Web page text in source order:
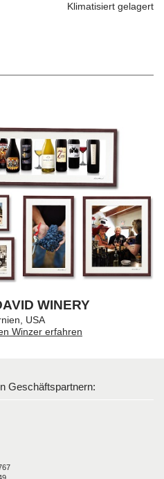
Klimatisiert gelagert
WINERY
USA
Winzer erfahren
Geschäftspartnern: